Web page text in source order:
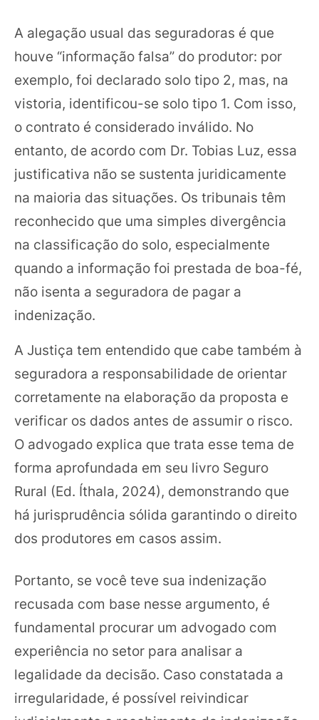
A alegação usual das seguradoras é que
houve “informação falsa” do produtor: por
exemplo, foi declarado solo tipo 2, mas, na
vistoria, identificou-se solo tipo 1. Com isso,
o contrato é considerado inválido. No
entanto, de acordo com Dr. Tobias Luz, essa
justificativa não se sustenta juridicamente
na maioria das situações. Os tribunais têm
reconhecido que uma simples divergência
na classificação do solo, especialmente
quando a informação foi prestada de boa-fé,
não isenta a seguradora de pagar a
indenização.
A Justiça tem entendido que cabe também à
seguradora a responsabilidade de orientar
corretamente na elaboração da proposta e
verificar os dados antes de assumir o risco.
O advogado explica que trata esse tema de
forma aprofundada em seu livro Seguro
Rural (Ed. Íthala, 2024), demonstrando que
há jurisprudência sólida garantindo o direito
dos produtores em casos assim.
Portanto, se você teve sua indenização
recusada com base nesse argumento, é
fundamental procurar um advogado com
experiência no setor para analisar a
legalidade da decisão. Caso constatada a
irregularidade, é possível reivindicar